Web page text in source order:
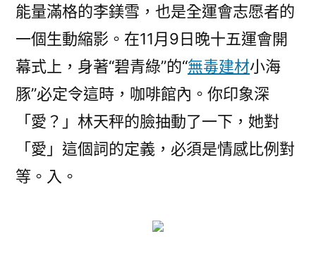
能量滿格的李鎂雪，也是全運會志愿者的
一個生動縮影。在11月9日晚十五運會開
幕式上，身著“碧青綠”的“無毒建材小海
豚”必定令這時，咖啡館內。你印象深
「愛？」林天秤的臉抽動了一下，她對
「愛」這個詞的定義，必須是情感比例對
等。入。